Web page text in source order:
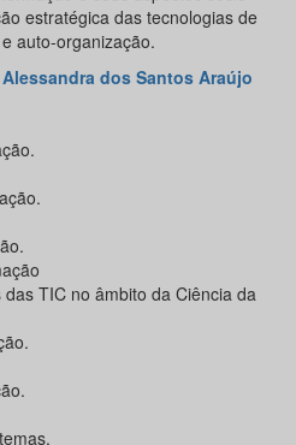
estratégica das tecnologias de
auto-organização.
Alessandra dos Santos Araújo
TIC no âmbito da Ciência da